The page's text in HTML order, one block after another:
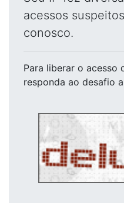
acessos
conosco.
Para liberar o acesso
responda ao desafio